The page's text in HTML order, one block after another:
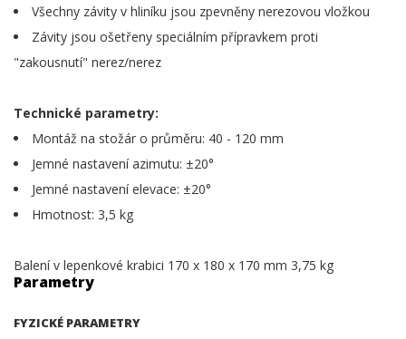
Všechny závity v hliníku jsou zpevněny nerezovou vložkou
Závity jsou ošetřeny speciálním přípravkem proti
"zakousnutí" nerez/nerez
Technické parametry:
Montáž na stožár o průměru: 40 - 120 mm
Jemné nastavení azimutu: ±20°
Jemné nastavení elevace: ±20°
Hmotnost: 3,5 kg
Balení v lepenkové krabici 170 x 180 x 170 mm 3,75 kg
Parametry
FYZICKÉ PARAMETRY